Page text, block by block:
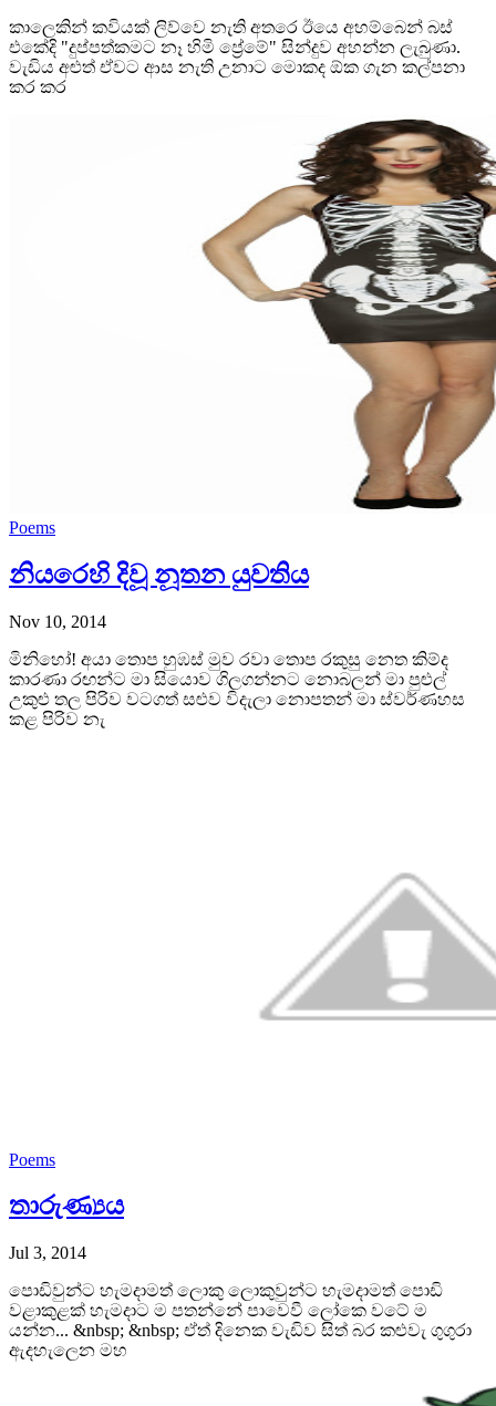
කාලෙකින් කවියක් ලිව්වෙ නැති අතරෙ ඊයෙ අහම්බෙන් බස්
එකේදි "දුප්පත්කමට නෑ හිමි ප්‍රේමේ" සින්දුව අහන්න ලැබුණා.
වැඩිය අළුත් ඒවට ආස නැති උනාට මොකද ඕක ගැන කල්පනා
කර කර
Poems
නියරෙහි දිවූ නූතන යුවතිය
Nov 10, 2014
මිනිහෝ! අයා තොප හුඹස් මුව රවා තොප රකුසු නෙත කිම්ද
කාරණා රඟන්ට මා සියොව ගිලගන්නට නොබලන් මා පුළුල්
උකුළු තල පිරිව වටගත් සළුව විදැලා නොපතන් මා ස්වර්ණහස
කළ පිරිව නැ
Poems
තාරුණ්‍යය
Jul 3, 2014
පොඩිවුන්ට හැමදාමත් ලොකු ලොකුවුන්ට හැමදාමත් පොඩි
වළාකුළක් හැමදාට ම පතන්නේ පාවෙවී ලෝකෙ වටේ ම
යන්න... &nbsp; &nbsp; ඒත් දිනෙක වැඩිව සිත් බර කළුවැ ගුගුරා
ඇදහැලෙන මහ